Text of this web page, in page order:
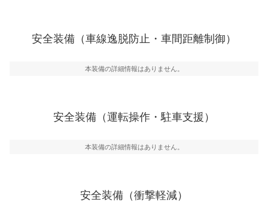
車線逸脱防止
車線のはみだしやふらつきを防止するためにレーンキー
運転・駐車支援
グ・アシストやサイドブラインドモニターなどが装備さ
万が一車体が衝撃を受けたときに、運転者・同乗者を守
るSRSエアバッグシステム、プリテンショナーシートベ
安全装備（車線逸脱防止・車間距離制御）
本装備の詳細情報はありません。
安全装備（運転操作・駐車支援）
本装備の詳細情報はありません。
安全装備（衝撃軽減）